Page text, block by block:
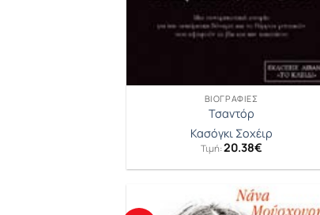
ΒΙΟΓΡΑΦΊΕΣ
Τσαντόρ
Κασόγκι Σοχέιρ
Τιμή:20.38€